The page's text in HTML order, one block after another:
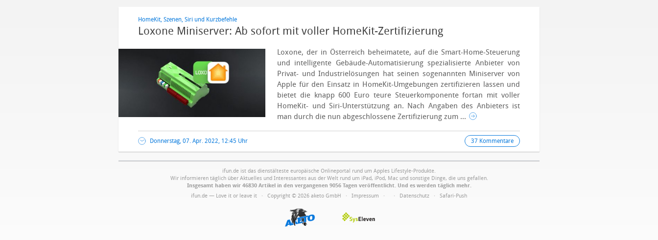
HomeKit, Szenen, Siri und Kurzbefehle
Loxone Miniserver: Ab sofort mit voller HomeKit-Zertifizierung
Loxone, der in Österreich beheimatete, auf die Smart-Home-Steuerung
und intelligente Gebäude-Automatisierung spezialisierte Anbieter von
Privat- und Industrielösungen hat seinen sogenannten Miniserver von
Apple für den Einsatz in HomeKit-Umgebungen zertifizieren lassen und
bietet die knapp 600 Euro teure Steuerkomponente fortan mit voller
HomeKit- und Siri-Unterstützung an. Nach Angaben des Anbieters ist
man durch die nun abgeschlossene Zertifizierung zum ...
Donnerstag, 07. Apr. 2022, 12:45 Uhr 37 Kommentare
ifun.de ist das dienstälteste europäische Onlineportal rund um Apples Lifestyle-Produkte.
Wir informieren täglich über Aktuelles und Interessantes aus der Welt rund um iPad, iPod, Mac und sonstige Dinge, die uns gefallen.
Insgesamt haben wir 46830 Artikel in den vergangenen 9056 Tagen veröffentlicht. Und es werden täglich mehr.
ifun.de — Love it or leave it · Copyright © 2026 aketo GmbH · Impressum · · Datenschutz · Safari-Push